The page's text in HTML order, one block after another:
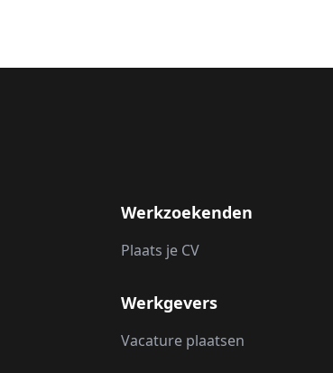
Werkzoekenden
Plaats je CV
Werkgevers
Vacature plaatsen